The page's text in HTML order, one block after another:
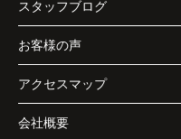
スタッフブログ
お客様の声
アクセスマップ
会社概要